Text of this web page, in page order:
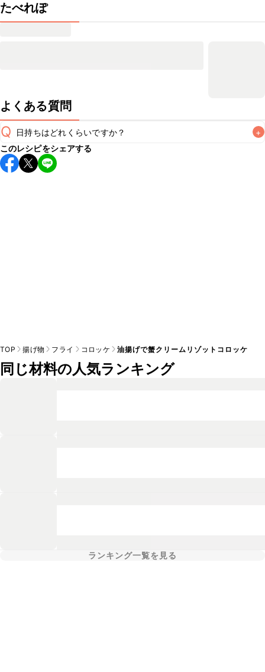
たべれぽ
よくある質問
Q 日持ちはどれくらいですか？ +
こちらのレシピは出来たてをお召し上がりいただくことをお
すすめします。
このレシピをシェアする
TOP 揚げ物 フライ コロッケ 油揚げで蟹クリームリゾットコロッケ
同じ材料の人気ランキング
ランキング一覧を見る